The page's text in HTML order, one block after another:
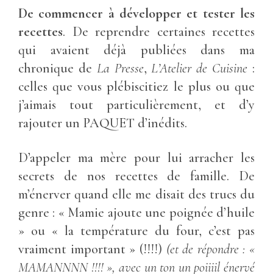
De commencer à développer et tester les
recettes. De reprendre certaines recettes
qui avaient déjà publiées dans ma
chronique de La Presse,L’Atelier de Cuisine :
celles que vous plébiscitiez le plus ou que
j’aimais tout particulièrement, et d’y
rajouter un PAQUET d’inédits.
D’appeler ma mère pour lui arracher les
secrets de nos recettes de famille. De
m’énerver quand elle me disait des trucs du
genre : « Mamie ajoute une poignée d’huile
» ou « la température du four, c’est pas
vraiment important » (!!!!) (et de répondre : «
MAMANNNN !!!! », avec un ton un poiiiil énervé